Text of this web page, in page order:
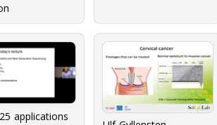
applications